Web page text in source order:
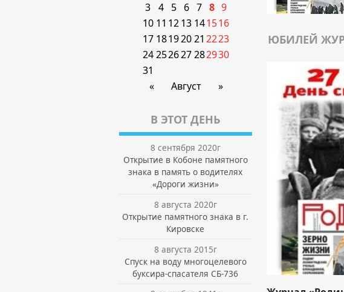
3
4 5 6 7 8 9
10 11 1213 141516
17 18192021 2223
24252627282930
31
«
Август »
В ЭТОТ ДЕНЬ
8 сентября 2020г
Открытие в Кобоне памятного
знака в память о водителях
«Дороги жизни»
8 августа 2020г
Открытие памятного знака в г.
Кировске
8 августа 2015г
Спуск на воду многоцелевого
буксира-спасателя СБ-736
ЮБИЛЕЙ